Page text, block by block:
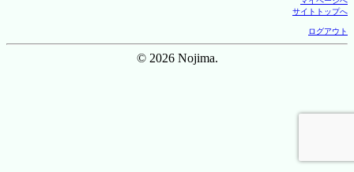
サイトトップへ
ログアウト
© 2026 Nojima.